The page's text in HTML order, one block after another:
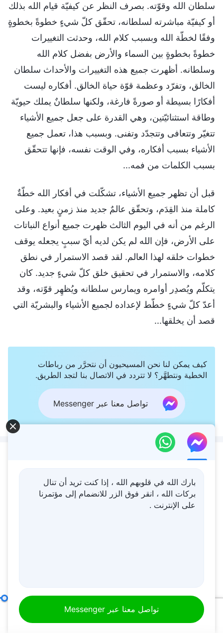
سلطان الله وقوّته. بصرف النظر عن كيفيّة قيام الله بذلك
أو كيفيّة مباشرته لسلطانه، تحقّق كلّ شيءٍ خطوةً بخطوةٍ
وفقًا لخطّة الله وبسبب كلام الله، وحدثت التغييرات
خطوةً بخطوةٍ بين السماء والأرض بفضل كلام الله
وسلطانه. أظهرت جميع هذه التغييرات والأحداث سلطان
الخالق، وتفرّد وعظمة قوّة حياة الخالق. أفكاره ليست
أفكارًا بسيطة أو صورةً فارغة، ولكنها سلطانٌ يملك حيويّة
وطاقة استثنائيّتين، وهي القدرة على جعل جميع الأشياء
تتغيّر وتتعافى وتتجدّد وتفنى. وبسبب هذا، تعمل جميع
الأشياء بسبب أفكاره، وفي الوقت نفسه، فإنها تتحقّق
بسبب الكلمات من فمه...
قبل أن تظهر جميع الأشياء، تشكّلت في أفكار الله خطّةٌ
كاملة منذ القِدَم، وتحقّق عالمٌ جديد منذ زمنٍ بعيد. وعلى
الرغم من أنه في اليوم الثالث ظهرت جميع أنواع النباتات
على الأرض، فإن الله لم يكن لديه أيّ سببٍ يجعله يوقف
خطوات خلقه لهذا العالم. لقد قصد الاستمرار في نطق
كلامه، والاستمرار في تحقيق خلق كلّ شيءٍ جديد. كان
يتكلّم ويُصدِر أوامره ويمارس سلطانه ويُظهِر قوّته، وقد
أعدّ كلّ شيءٍ خطّط لإعداده لجميع الأشياء والبشريّة التي
قصد أن يخلقها...
كيف يمكن لنا نحن المسيحيون أن نتحرَّر من رباطات
الخطية ونتطهَّر؟ لا تتردد في الاتصال بنا لتجد الطريق.
تواصل معنا عبر Messenger
محتوى ذو صلة
كلمة الله – البشرية الفاسدة في
أَمَسِّ احتياج إلى خلاص الله
الصائر جسدًا (الجزء الأول)
كلمة الله – تحذير لمن لا
بارك الله في قلوبهم الله ، إذا كنت تريد أن تنال
بركات الله ، انقر فوق الزر للانضمام إلى مؤتمرنا
على الإنترنت .
تواصل معنا عبر Messenger
الله ذاته، الفريد (أ)